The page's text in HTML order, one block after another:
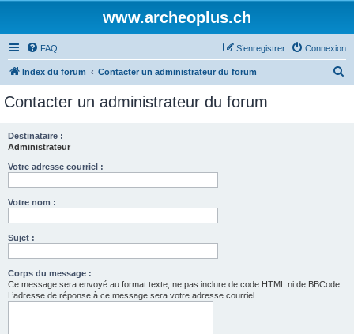
www.archeoplus.ch
FAQ Connexion
S’enregistrer
Index du forum Contacter un administrateur du forum
Contacter un administrateur du forum
Destinataire :
Administrateur
Votre adresse courriel :
Votre nom :
Sujet :
Corps du message :
Ce message sera envoyé au format texte, ne pas inclure de code HTML ni de BBCode.
L’adresse de réponse à ce message sera votre adresse courriel.